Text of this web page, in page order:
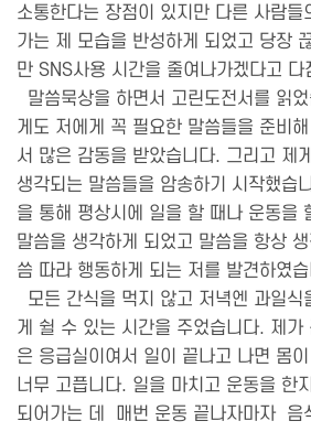
소통한다는 장점이 있지만 다른 사람
가는 제 모습을 반성하게 되었고 당장
만 SNS사용 시간을 줄여나가겠다고 다
말씀묵상을 하면서 고린도전서를 읽
게도 저에게 꼭 필요한 말씀들을 준비
서 많은 감동을 받았습니다. 그리고 제
생각되는 말씀들을 암송하기 시작했습
을 통해 평상시에 일을 할 때나 운동을
말씀을 생각하게 되었고 말씀을 항상
씀 따라 행동하게 되는 저를 발견하였
모든 간식을 먹지 않고 저녁엔 과일식
게 쉴 수 있는 시간을 주었습니다. 제가
은 응급실이여서 일이 끝나고 나면 몸
너무 고픕니다. 일을 마치고 운동을 한
되어가는 데 매번 운동 끝나자마자 음